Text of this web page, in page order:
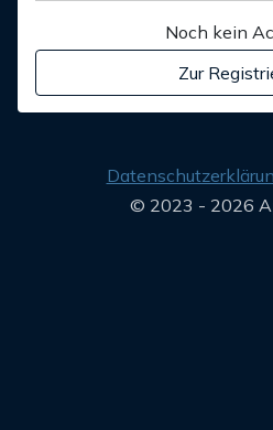
Noch kein
Zur
© 2023 - 2026